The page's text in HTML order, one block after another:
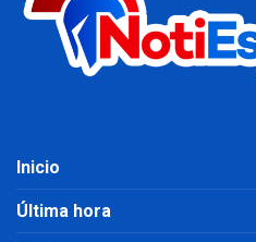
Inicio
Última hora